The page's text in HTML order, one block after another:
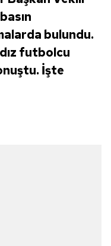
bulundu.
futbolcu
İşte